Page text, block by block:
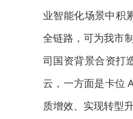
业智能化场景中积
全链路，可为我市
司国资背景合资打
云，一方面是卡位
质增效、实现转型